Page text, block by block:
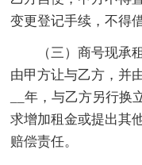
变更登记手续，不得
（三）商号现承
由甲方让与乙方，并
__年，与乙方另行
求增加租金或提出其
赔偿责任。